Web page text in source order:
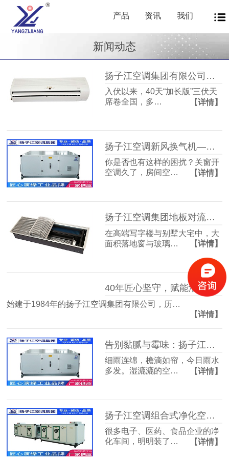
产品 资讯 我们
新闻动态
扬子江空调集团有限公司商用暖通源头厂家，40年匠心护航从容度伏
入伏以来，40天“加长版”三伏天
席卷全国，多…
【详情】
扬子江空调新风换气机——告别室内空气闷浊，畅享洁净富氧新生活
你是否也有这样的困扰？关窗开
空调久了，房间空…
【详情】
扬子江空调集团地板对流器：破解冬冷夏热难题，打造四季如春的舒适空间
在高端写字楼与别墅大宅中，大
面积落地窗与玻璃…
【详情】
40年匠心坚守，赋能洁净空气未来
始建于1984年的扬子江空调集团有限公司，历…
【详情】
告别黏腻与霉味：扬子江空调的梅雨季舒适生活指南
细雨连绵，檐滴如帘，今日雨水
多发。湿漉漉的空…
【详情】
扬子江空调组合式净化空调箱，彻底解决车间洁净度不达标难题
很多电子、医药、食品企业的净
化车间，明明装了…
【详情】